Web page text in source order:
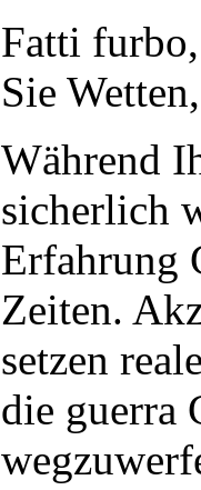
Fatti
Sie
Während
sicherlich
Erfahrung
Zeiten.
setzen
die guerra